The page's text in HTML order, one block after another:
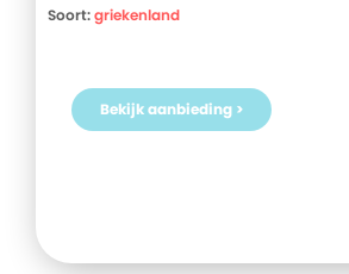
Soort:griekenland
Bekijk aanbieding >